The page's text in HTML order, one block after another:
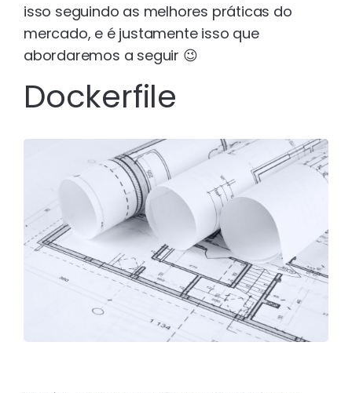
isso seguindo as melhores práticas do
mercado, e é justamente isso que
abordaremos a seguir 😉
Dockerfile